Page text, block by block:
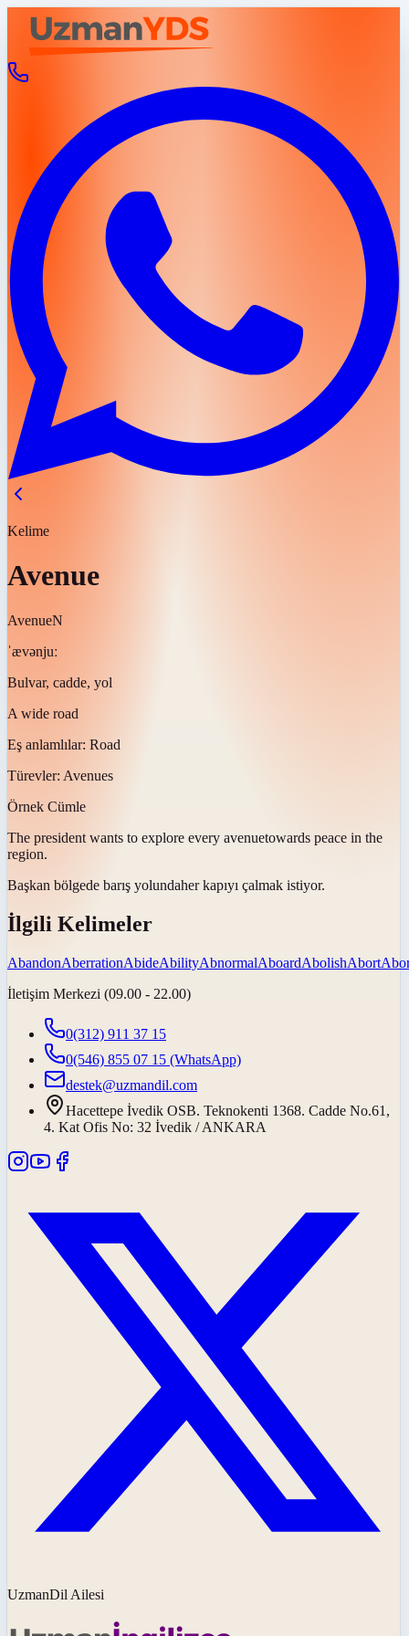
Kelime
Avenue
AvenueN
ˈævənjuː
Bulvar, cadde, yol
A wide road
Eş anlamlılar: Road
Türevler: Avenues
Örnek Cümle
The president wants to explore every avenuetowards peace in the
region.
Başkan bölgede barış yolundaher kapıyı çalmak istiyor.
İlgili Kelimeler
AbandonAberrationAbideAbilityAbnormalAboardAbolishAbort
İletişim Merkezi (09.00 - 22.00)
0(312) 911 37 15
0(546) 855 07 15 (WhatsApp)
destek@uzmandil.com
Hacettepe İvedik OSB. Teknokenti 1368. Cadde No.61,
4. Kat Ofis No: 32 İvedik / ANKARA
UzmanDil Ailesi